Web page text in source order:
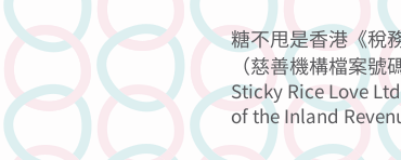
糖不甩是香港《稅
（慈善機構檔案號
Sticky Rice Love
of the Inland